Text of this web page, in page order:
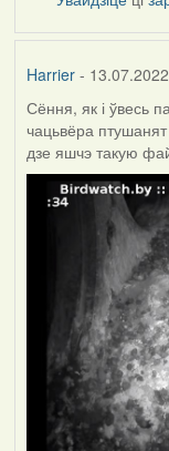
Harrier-
Сёння, як і ўвесь
чацьвёра
дзе яшчэ такую